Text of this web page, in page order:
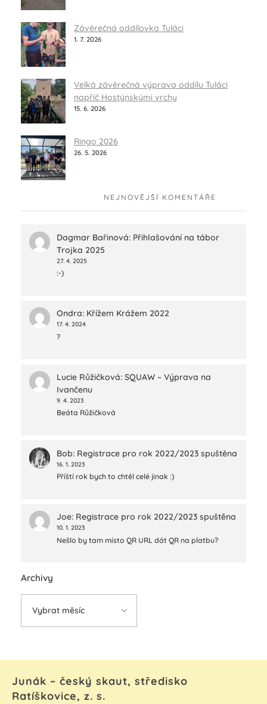
Závěrečná oddílovka Tuláci
1. 7. 2026
Velká závěrečná výprava oddílu Tuláci
napříč Hostýnskými vrchy
15. 6. 2026
Ringo 2026
26. 5. 2026
NEJNOVĚJŠÍ KOMENTÁŘE
Dagmar Bařinová: Přihlašování na tábor
Trojka 2025
27. 4. 2025
:-)
Ondra: Křížem Krážem 2022
17. 4. 2024
?
Lucie Růžičková: SQUAW – Výprava na
Ivančenu
9. 4. 2023
Beáta Růžičková
Bob: Registrace pro rok 2022/2023 spuštěna
16. 1. 2023
Příští rok bych to chtěl celé jinak :)
Joe: Registrace pro rok 2022/2023 spuštěna
10. 1. 2023
Nešlo by tam místo QR URL dát QR na platbu?
Archivy
Junák – český skaut, středisko
Ratíškovice, z. s.